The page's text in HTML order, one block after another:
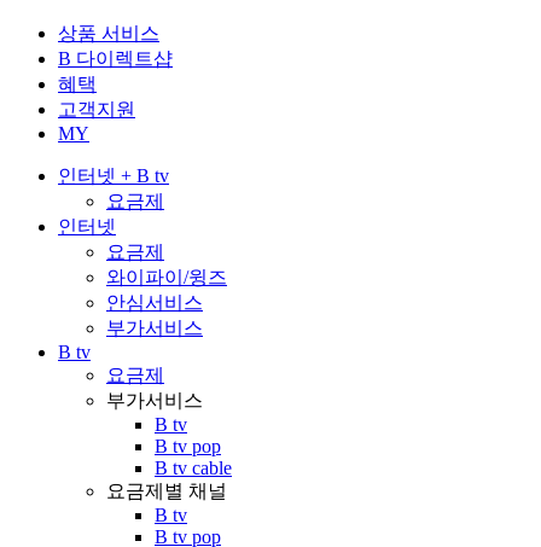
상품 서비스
B 다이렉트샵
혜택
고객지원
MY
인터넷 + B tv
요금제
인터넷
요금제
와이파이/윙즈
안심서비스
부가서비스
B tv
요금제
부가서비스
B tv
B tv pop
B tv cable
요금제별 채널
B tv
B tv pop